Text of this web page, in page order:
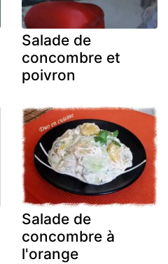
Salade de
concombre et
poivron
Salade de
concombre à
l'orange